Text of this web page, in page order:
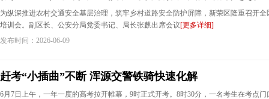
为纵深推进农村交通安全基层治理，筑牢乡村道路安全防护屏障，新荣区隆重召开
培训会。副区长、公安分局党委书记、局长张麒出席会议[更多详细]
发布时间：2026-06-09
赶考“小插曲”不断 浑源交警铁骑快速化解
6月7日上午，一年一度的高考拉开帷幕，9时正式开考。8时30分，一名考生在考点